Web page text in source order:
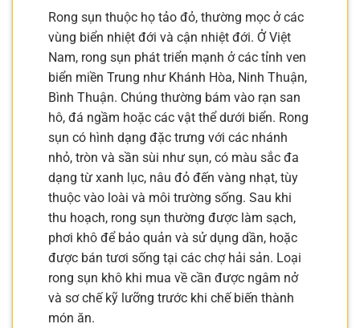
Rong sụn thuộc họ tảo đỏ, thường mọc ở các
vùng biển nhiệt đới và cận nhiệt đới. Ở Việt
Nam, rong sụn phát triển mạnh ở các tỉnh ven
biển miền Trung như Khánh Hòa, Ninh Thuận,
Bình Thuận. Chúng thường bám vào rạn san
hô, đá ngầm hoặc các vật thể dưới biển. Rong
sụn có hình dạng đặc trưng với các nhánh
nhỏ, tròn và sần sùi như sụn, có màu sắc đa
dạng từ xanh lục, nâu đỏ đến vàng nhạt, tùy
thuộc vào loài và môi trường sống. Sau khi
thu hoạch, rong sụn thường được làm sạch,
phơi khô để bảo quản và sử dụng dần, hoặc
được bán tươi sống tại các chợ hải sản. Loại
rong sụn khô khi mua về cần được ngâm nở
và sơ chế kỹ lưỡng trước khi chế biến thành
món ăn.